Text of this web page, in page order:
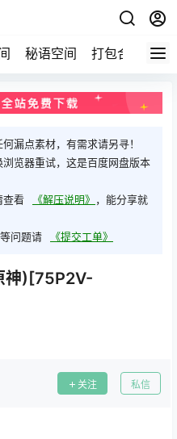
秘语空间 打包合集 关
漏点素材，有需求请另寻！
览器重试，这是百度网盘版本
查看
《解压说明》 ，能分享就
问题请
《提交工单》
神)[75P2V-
关注 私信